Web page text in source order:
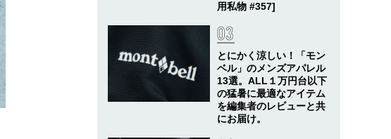
用私物 #357]
とにかく涼しい！「モン
ベル」のメンズアパレル
13選。ALL１万円台以下
の猛暑に最適なアイテム
を編集者のレビューと共
にお届け。